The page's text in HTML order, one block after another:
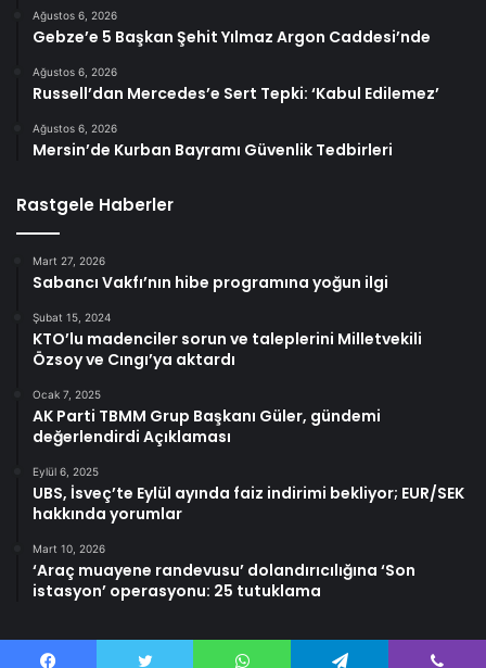
Ağustos 6, 2026
Gebze’e 5 Başkan Şehit Yılmaz Argon Caddesi’nde
Ağustos 6, 2026
Russell’dan Mercedes’e Sert Tepki: ‘Kabul Edilemez’
Ağustos 6, 2026
Mersin’de Kurban Bayramı Güvenlik Tedbirleri
Rastgele Haberler
Mart 27, 2026
Sabancı Vakfı’nın hibe programına yoğun ilgi
Şubat 15, 2024
KTO’lu madenciler sorun ve taleplerini Milletvekili
Özsoy ve Cıngı’ya aktardı
Ocak 7, 2025
AK Parti TBMM Grup Başkanı Güler, gündemi
değerlendirdi Açıklaması
Eylül 6, 2025
UBS, İsveç’te Eylül ayında faiz indirimi bekliyor; EUR/SEK
hakkında yorumlar
Mart 10, 2026
‘Araç muayene randevusu’ dolandırıcılığına ‘Son
istasyon’ operasyonu: 25 tutuklama